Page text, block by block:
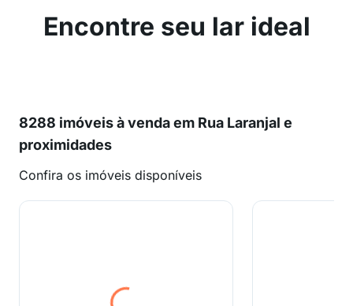
Encontre seu lar ideal
8288 imóveis à venda em Rua Laranjal e
proximidades
Confira os imóveis disponíveis